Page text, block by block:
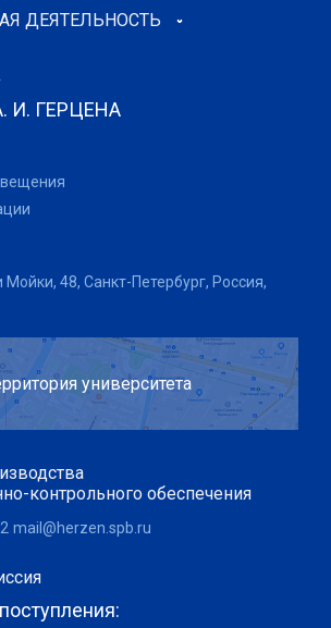
ДЕЯТЕЛЬНОСТЬ
И. ГЕРЦЕНА
48, Санкт-Петербург, Россия,
университета
контрольного обеспечения
mail@herzen.spb.ru